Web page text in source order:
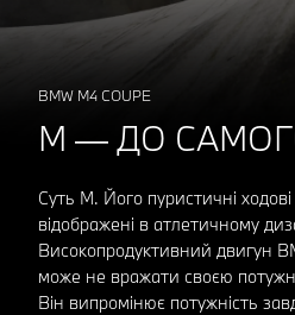
BMW M4 COUPЕ
М — ДО
Суть M. Його пуристичні
відображені в атлетичному
Високопродуктивний двигун
може не вражати своєю
Він випромінює потужність